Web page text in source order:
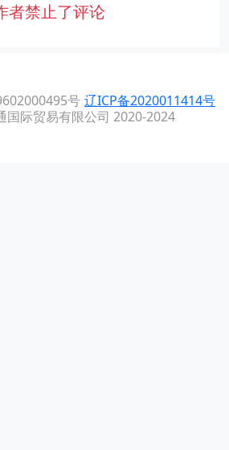
者禁止了评论
号 辽ICP备2020011414号
国际贸易有限公司 2020-2024